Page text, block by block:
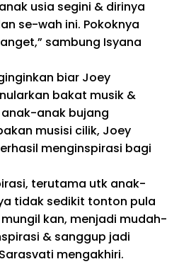
usia segini & dirinya
se-wah ini. Pokoknya
sambung Isyana
biar Joey
bakat musik &
anak-anak bujang
musisi cilik, Joey
menginspirasi bagi
, terutama utk anak-
tidak sedikit tonton pula
mungil kan, menjadi mudah-
& sanggup jadi
mengakhiri.